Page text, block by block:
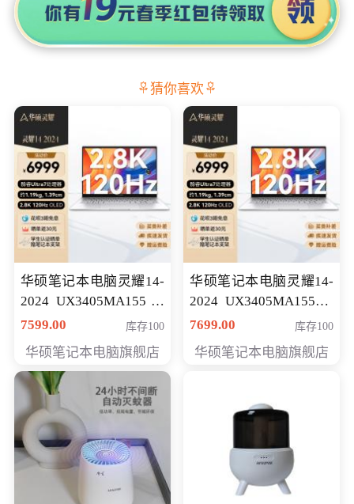
猜你喜欢
华硕笔记本电脑灵耀14-
2024 UX3405MA155冰
川银 oled 智慧轻薄本 会
7599.00 库存100
华硕笔记本电脑旗舰店
华硕笔记本电脑灵耀14-
2024 UX3405MA155夜
空蓝 oled 智慧轻薄本 会
7699.00 库存100
华硕笔记本电脑旗舰店